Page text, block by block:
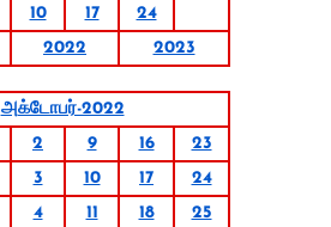
10 17
24
2022 2023
அக்டோபர்-2022
2 9 16
23
3 10 17
24
4 11 18
25